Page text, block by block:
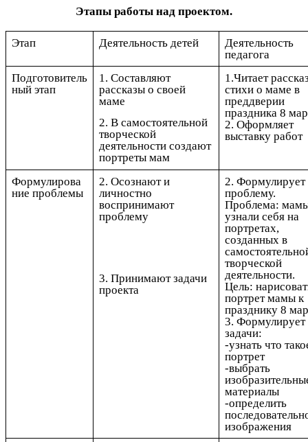
Этапы работы над проектом.
Этап Деятельность детей
Деятельность
педагога
Подготовитель
ный этап
1. Составляют
рассказы о своей
маме
2. В самостоятельной
творческой
деятельности создают
портреты мам
1.Читает
стихи о маме в
преддверии
праздника 8
2. Оформляет
выставку работ
Формулирова
ние проблемы
2. Осознают и
личностно
воспринимают
проблему
3. Принимают задачи
проекта
2. Формулирует
проблему.
Проблема:
узнали себя на
портретах,
созданных в
творческой
деятельности.
Цель:
портрет мамы к
празднику 8
3. Формулирует
задачи:
-узнать что
портрет
-выбрать
материалы
-определить
изображения